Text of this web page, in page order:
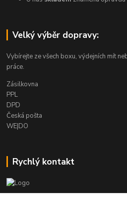
Velký výběr dopravy:
Vybírejte ze všech boxu, výdejních mít
práce.
Zásilkovna
PPL
DPD
Česká pošta
WE|DO
Rychlý kontakt